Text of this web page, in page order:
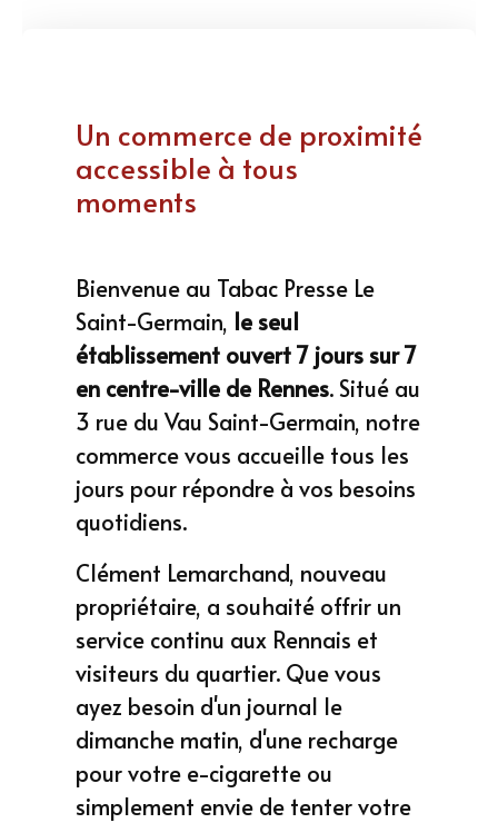
Un commerce de proximité
accessible à tous
moments
Bienvenue au Tabac Presse Le
Saint-Germain, le seul
établissement ouvert 7 jours sur 7
en centre-ville de Rennes. Situé au
3 rue du Vau Saint-Germain, notre
commerce vous accueille tous les
jours pour répondre à vos besoins
quotidiens.
Clément Lemarchand, nouveau
propriétaire, a souhaité offrir un
service continu aux Rennais et
visiteurs du quartier. Que vous
ayez besoin d'un journal le
dimanche matin, d'une recharge
pour votre e-cigarette ou
simplement envie de tenter votre